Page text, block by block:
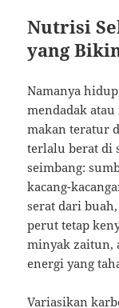
Nutrisi
yang
Namanya
mendadak
makan teratur
terlalu berat di
seimbang:
kacang-
serat dari
perut tetap
minyak zaitun,
energi yang
Variasikan